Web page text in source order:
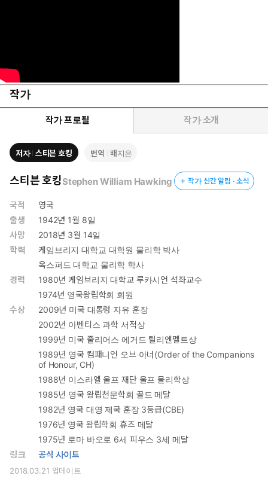
빅 퀘스천의 문제들을 상상력, 의문과 경이, 창의력으로 해결하
고
돌파할 것을 제시한, 스티븐 호킹이 전하는 마지막 메시지
과학자로서는 아인슈타인 이후 세속적으로든 학문적으로든 세계적
으로 가장 큰 명성을 획득한, 어릴 때의 별명이 아인슈타인이기도
했던 스티븐 호킹은 이 책에서 인류에게 주어진 거대한 질문, 빅 퀘
스천에 대한 그의 마지막 대답을 간결하게 우리에게 남기고 76세의
나이로 2018년 3월 세상을 떠났다.
그는 그의 나이 불과 스물한 살에 그에게 5년의 시한부 선고를 내린
루게릭 병의 끔찍한 병세와 맞서 싸우면서 자신의 가족과 학문을 지
켰다. 이후에 그는 약간의 얼굴 근육을 이용하여 의사소통을 할 수
밖에 없었음에도 계속해서 연구에 몰두했으며, 한편으로 사회적, 인
도주의적 문제들에 대해서 지혜와 의견을 내놓았다.
호킹은 호킹 복사, 호킹 온도, 무경계 이론, 정보모순 등의 획기적인
물리학 이론들을 제시했을 뿐만 아니라 과학이 지구가 당면한 문제
들을 해결하는 데에 중요한 역할을 한다고 믿었다. 그는 양자이론과
상대성이론의 통합을 시도하는 양자중력이론의 담대한 개척자였다.
나아가서 인간과 인류의 근원적인 문제에 육박하여 빅 퀘스천에 대
한 대답을 모색함으로써 과학자의 “좁은” 세계를 넘어섰던 “도전적
인 철학자”의 모습을 대중에게 각인시켰다. 이제 우리는 지구의 거
대한 도전들—기후 변화, 핵전쟁의 위협 그리고 인공지능의 발전을
작가
작가 프로필 작가 소개
저자 스티븐 호킹 번역 배지은
스티븐 호킹Stephen William Hawking 작가 신간 알림 · 소식
국적
영국
출생
1942년 1월 8일
사망
2018년 3월 14일
학력
케임브리지 대학교 대학원 물리학 박사
옥스퍼드 대학교 물리학 학사
경력
1980년 케임브리지 대학교 루카시언 석좌교수
1974년 영국왕립학회 회원
수상
2009년 미국 대통령 자유 훈장
2002년 아벤티스 과학 서적상
1999년 미국 줄리어스 에거드 릴리엔펠트상
1989년 영국 컴패니언 오브 아너(Order of the Companions
of Honour, CH)
1988년 이스라엘 울프 재단 울프 물리학상
1985년 영국 왕립천문학회 골드 메달
1982년 영국 대영 제국 훈장 3등급(CBE)
1976년 영국 왕립학회 휴즈 메달
1975년 로마 바오로 6세 피우스 3세 메달
링크
공식 사이트
2018.03.21 업데이트